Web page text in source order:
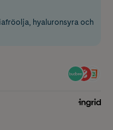
hyaluronsyra och